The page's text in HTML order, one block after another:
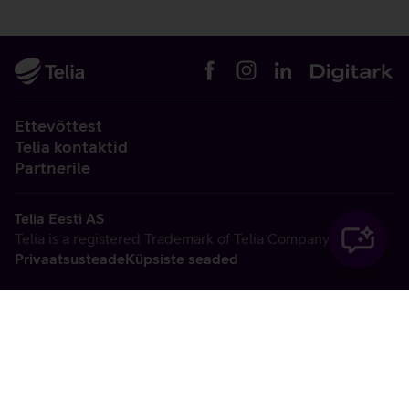
Ettevõttest
Telia kontaktid
Partnerile
Telia Eesti AS
Telia is a registered Trademark of Telia Company AB
PrivaatsusteadeKüpsiste seaded